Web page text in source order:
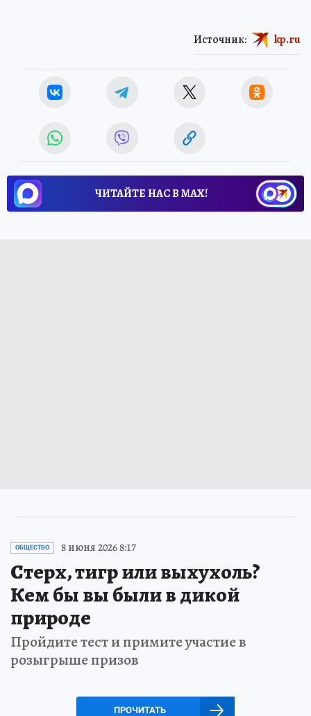
Источник: kp.ru
ЧИТАЙТЕ НАС В МАХ!
ОБЩЕСТВО 8 июня 2026 8:17
Стерх, тигр или выхухоль?
Кем бы вы были в дикой
природе
Пройдите тест и примите участие в
розыгрыше призов
ПРОЧИТАТЬ